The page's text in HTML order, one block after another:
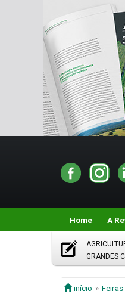
Home A
GRANDES
início